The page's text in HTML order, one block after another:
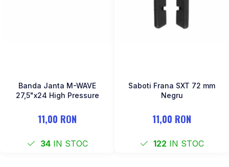
Banda Janta M-WAVE
27,5"x24 High Pressure
11,00 RON
34IN STOC
Saboti Frana SXT 72 mm
Negru
11,00 RON
122 IN STOC